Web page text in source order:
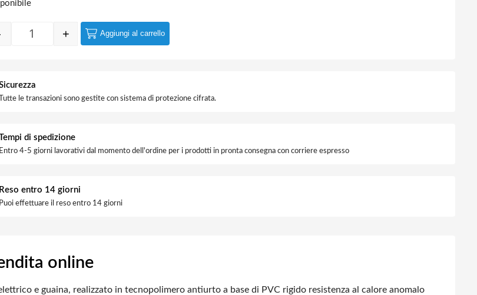
Raccordo Tubo 25 Guaina 25 IP67 quantità
+ Aggiungi al carrello
Tutte le transazioni sono gestite con sistema di protezione cifrata.
di spedizione
Entro 4-5 giorni lavorativi dal momento dell'ordine per i prodotti in pronta consegna con corriere espresso
Reso entro 14 giorni
Puoi effettuare il reso entro 14 giorni
online
e guaina, realizzato in tecnopolimero antiurto a base di PVC rigido resistenza al calore anomalo